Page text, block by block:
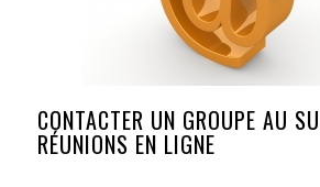
CONTACTER UN GROUPE AU
RÉUNIONS EN LIGNE